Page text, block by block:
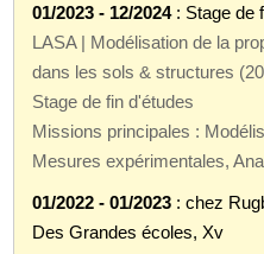
01/2023 - 12/2024: Stage de
LASA | Modélisation de la
dans les sols & structures
Stage de fin d'études
Missions principales :
Mesures expérimentales,
01/2022 - 01/2023 : chez
Des Grandes écoles, Xv